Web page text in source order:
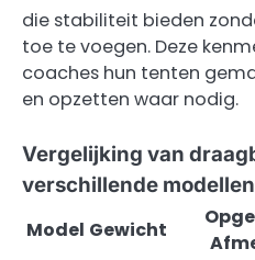
die stabiliteit bieden
toe te voegen. Deze
coaches hun tenten
en opzetten waar nodig.
Vergelijking van
verschillende modellen
Model Gewicht